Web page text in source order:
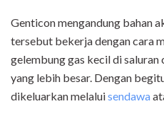
Genticon mengandung bahan
tersebut bekerja dengan cara
gelembung gas kecil di saluran
yang lebih besar. Dengan
dikeluarkan melaluisendawa